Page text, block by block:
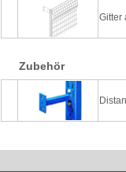
Gitter
Zubehör